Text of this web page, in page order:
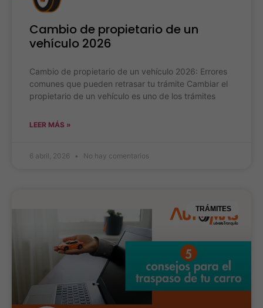
Cambio de propietario de un
vehículo 2026
Cambio de propietario de un vehículo 2026: Errores
comunes que pueden retrasar tu trámite Cambiar el
propietario de un vehículo es uno de los trámites
LEER MÁS »
6 abril, 2026 No hay comentarios
TRÁMITES